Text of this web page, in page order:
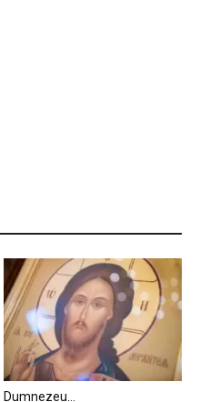
Dumnezeu…